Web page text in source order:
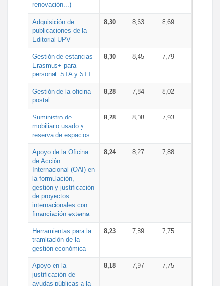
renovación...)
Adquisición de
publicaciones de la
Editorial UPV
8,30 8,63 8,69
Gestión de estancias
Erasmus+ para
personal: STA y STT
8,30 8,45 7,79
Gestión de la oficina
postal
8,28 7,84 8,02
Suministro de
mobiliario usado y
reserva de espacios
8,28 8,08 7,93
Apoyo de la Oficina
de Acción
Internacional (OAI) en
la formulación,
gestión y justificación
de proyectos
internacionales con
financiación externa
8,24 8,27 7,88
Herramientas para la
tramitación de la
gestión económica
8,23 7,89 7,75
Apoyo en la
justificación de
ayudas públicas a la
8,18 7,97 7,75